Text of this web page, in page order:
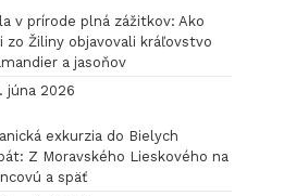
v prírode plná zážitkov: Ako
zo Žiliny objavovali kráľovstvo
a jasoňov
júna 2026
exkurzia do Bielych
Z Moravského Lieskového na
a späť